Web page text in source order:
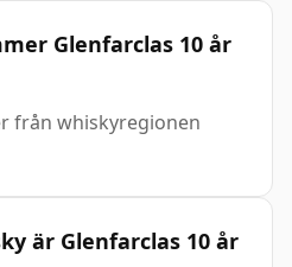
Glenfarclas 10 år
från whiskyregionen
är Glenfarclas 10 år